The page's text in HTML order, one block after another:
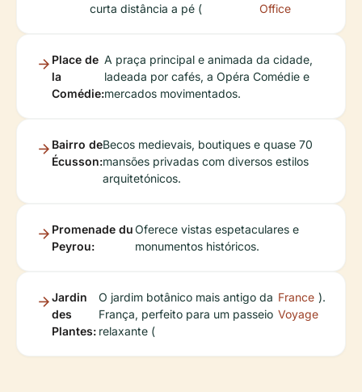
curta distância a pé (
Office
Place de
la
Comédie:
A praça principal e animada da cidade,
ladeada por cafés, a Opéra Comédie e
mercados movimentados.
Bairro de
Écusson:
Becos medievais, boutiques e quase 70
mansões privadas com diversos estilos
arquitetónicos.
Promenade du
Peyrou:
Oferece vistas espetaculares e
monumentos históricos.
Jardin
des
Plantes:
O jardim botânico mais antigo da
França, perfeito para um passeio
relaxante (
France
Voyage
).